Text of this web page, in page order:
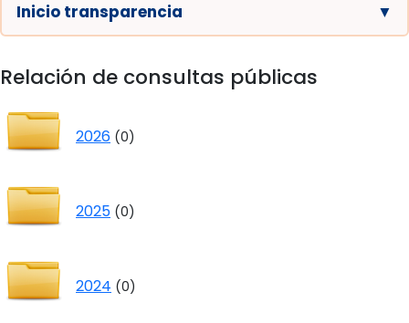
Inicio transparencia ▼
Relación de consultas públicas
2026 (0)
2025 (0)
2024 (0)